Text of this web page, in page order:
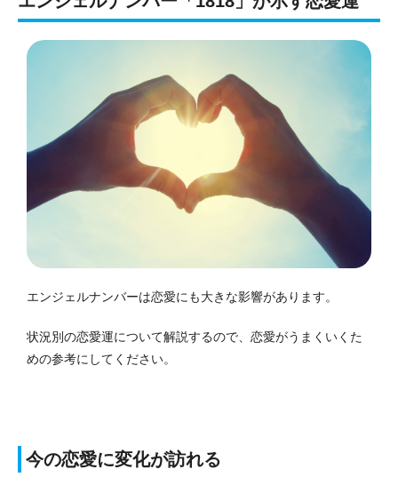
エンジェルナンバーは恋愛にも大きな影響があります。
状況別の恋愛運について解説するので、恋愛がうまくいくた
めの参考にしてください。
今の恋愛に変化が訪れる